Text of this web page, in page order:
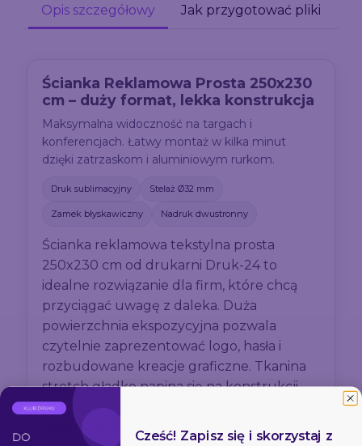
Opis szczegółowy Jak przygotować pliki
Ścianka Reklamowa Prosta 250x230
cm – duży format, lekka konstrukcja
Maksymalna widoczność na targach i
konferencjach. Łatwy montaż w kilka minut
dzięki zatrzaskom i aluminiowym rurkom.
Druk sublimacyjny Stelaż Ø32 mm
Zamek błyskawiczny Nadruk dwustronny
Ścianka reklamowa tekstylna prosta
250x230 cm od drukarni Druk-24 to
idealne rozwiązanie dla firm, które chcą
przyciągać uwagę z daleka. Duża
powierzchnia ekspozycyjna pozwala
czytelnie zaprezentować logo, hasła i
rozbudowane kreacje graficzne. Tkanina
stretch gładko napina się na konstrukcji,
tworząc eleganckie tło bez zagnieceń.
Nadruk sublimacyjny daje nasycone
Cześć! Zapisz się i skorzystaj z